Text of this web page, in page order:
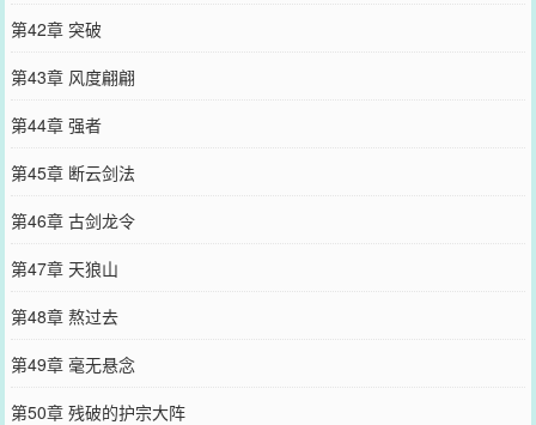
第42章 突破
第43章 风度翩翩
第44章 强者
第45章 断云剑法
第46章 古剑龙令
第47章 天狼山
第48章 熬过去
第49章 毫无悬念
第50章 残破的护宗大阵